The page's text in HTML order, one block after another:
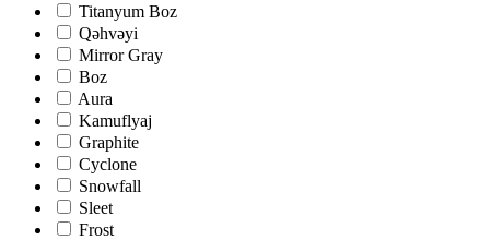
Titanyum Boz
Qəhvəyi
Mirror Gray
Boz
Aura
Kamuflyaj
Graphite
Cyclone
Snowfall
Sleet
Frost